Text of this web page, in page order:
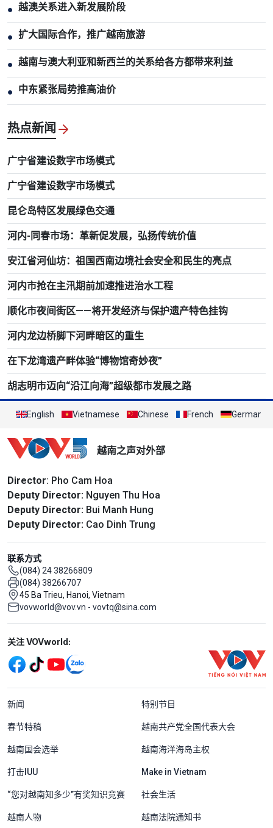
● 越澳关系进入新发展阶段
● 扩大国际合作，推广越南旅游
● 越南与澳大利亚和新西兰的关系给各方都带来利益
● 中东紧张局势推高油价
热点新闻
广宁省建设数字市场模式
广宁省建设数字市场模式
昆仑岛特区发展绿色交通
河内-同春市场：革新促发展，弘扬传统价值
安江省河仙坊：祖国西南边境社会安全和民生的亮点
河内市抢在主汛期前加速推进治水工程
顺化市夜间街区——将开发经济与保护遗产特色挂钩
河内龙边桥脚下河畔暗区的重生
在下龙湾遗产畔体验“博物馆奇妙夜”
胡志明市迈向“沿江向海”超级都市发展之路
English Vietnamese Chinese French German
越南之声对外部
Director: Pho Cam Hoa
Deputy Director: Nguyen Thu Hoa
Deputy Director: Bui Manh Hung
Deputy Director: Cao Dinh Trung
联系方式
(084) 24 38266809
(084) 38266707
45 Ba Trieu, Hanoi, Vietnam
vovworld@vov.vn - vovtq@sina.com
Mạng xã hội
关注 VOVworld:
Menu footer tiếng Trung Quốc
新闻 特别节目
春节特稿 越南共产党全国代表大会
越南国会选举 越南海洋海岛主权
打击IUU Make in Vietnam
“您对越南知多少”有奖知识竞赛 社会生活
越南人物 越南法院通知书